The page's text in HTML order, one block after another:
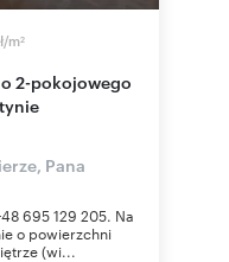
m2
Pana
695 129 205. Na
o powierzchni
(wi...